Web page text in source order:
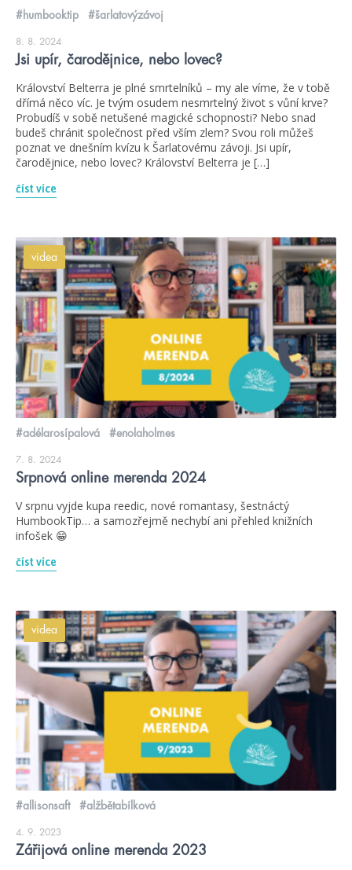
#humbooktip #šarlatovýzávoj
8. 8. 2024
Jsi upír, čarodějnice, nebo lovec?
Království Belterra je plné smrtelníků – my ale víme, že v tobě
dřímá něco víc. Je tvým osudem nesmrtelný život s vůní krve?
Probudíš v sobě netušené magické schopnosti? Nebo snad
budeš chránit společnost před vším zlem? Svou roli můžeš
poznat ve dnešním kvízu k Šarlatovému závoji. Jsi upír,
čarodějnice, nebo lovec? Království Belterra je […]
číst více
videa
#adélarosípalová #enolaholmes
7. 8. 2024
Srpnová online merenda 2024
V srpnu vyjde kupa reedic, nové romantasy, šestnáctý
HumbookTip… a samozřejmě nechybí ani přehled knižních
infošek 😁
číst více
videa
#allisonsaft #alžbětabílková
4. 9. 2023
Zářijová online merenda 2023